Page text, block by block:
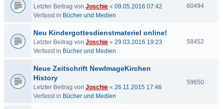
Letzter Beitrag von Joschie « 09.05.2016 07:42
Verfasst in Bücher und Medien
60494
Neu Kindergottesdienstmateriel online!
Letzter Beitrag von Joschie « 29.03.2016 19:23
Verfasst in Bücher und Medien
58452
Neue Zeitschrift NewImageKirchen
History
Letzter Beitrag von Joschie « 26.11.2015 17:46
Verfasst in Bücher und Medien
59650